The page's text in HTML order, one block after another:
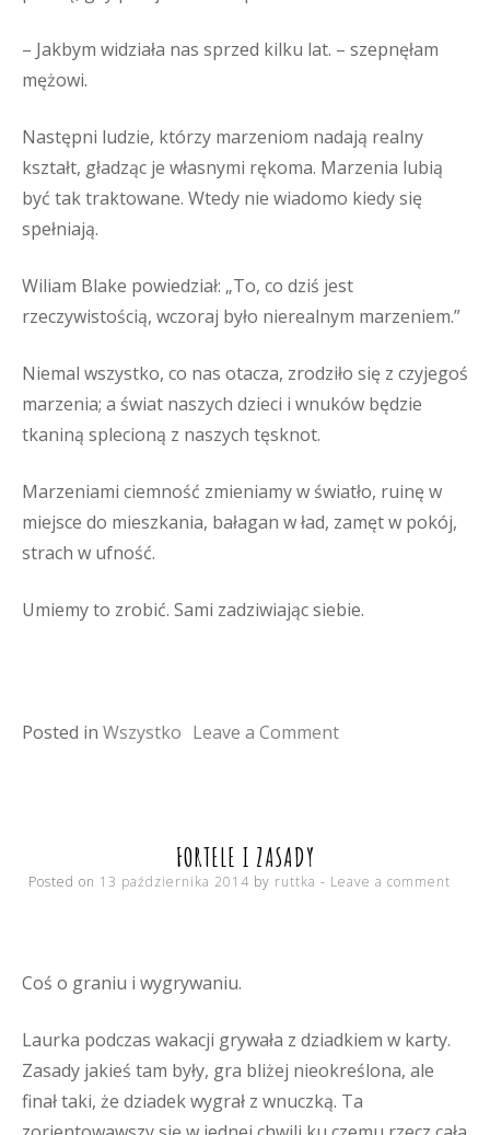
– Jakbym widziała nas sprzed kilku lat. – szepnęłam
mężowi.
Następni ludzie, którzy marzeniom nadają realny
kształt, gładząc je własnymi rękoma. Marzenia lubią
być tak traktowane. Wtedy nie wiadomo kiedy się
spełniają.
Wiliam Blake powiedział: „To, co dziś jest
rzeczywistością, wczoraj było nierealnym marzeniem.”
Niemal wszystko, co nas otacza, zrodziło się z czyjegoś
marzenia; a świat naszych dzieci i wnuków będzie
tkaniną splecioną z naszych tęsknot.
Marzeniami ciemność zmieniamy w światło, ruinę w
miejsce do mieszkania, bałagan w ład, zamęt w pokój,
strach w ufność.
Umiemy to zrobić. Sami zadziwiając siebie.
Posted in Wszystko Leave a Commenton
FORTELE I ZASADY
Posted on 13 października 2014 by ruttka Leave a comment
Coś o graniu i wygrywaniu.
Laurka podczas wakacji grywała z dziadkiem w karty.
Zasady jakieś tam były, gra bliżej nieokreślona, ale
finał taki, że dziadek wygrał z wnuczką. Ta